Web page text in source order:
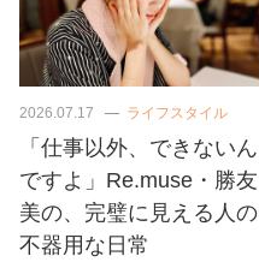
2026.07.17 ライフスタイル
「仕事以外、できないん
ですよ」Re.muse・勝友
美の、完璧に見える人の
不器用な日常